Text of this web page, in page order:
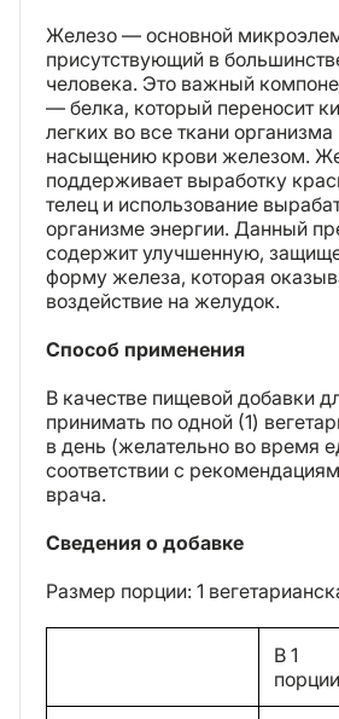
Железо — основной
присутствующий в
человека. Это важный
— белка, который переносит
легких во все ткани организма
насыщению крови железом.
поддерживает выработку
телец и использование
организме энергии. Данный
содержит улучшенную,
форму железа, которая
воздействие на желудок.
Способ применения
В качестве пищевой добавки
принимать по одной (1)
в день (желательно во время
соответствии с
врача.
Сведения о добавке
Размер порции: 1
В 1
порции